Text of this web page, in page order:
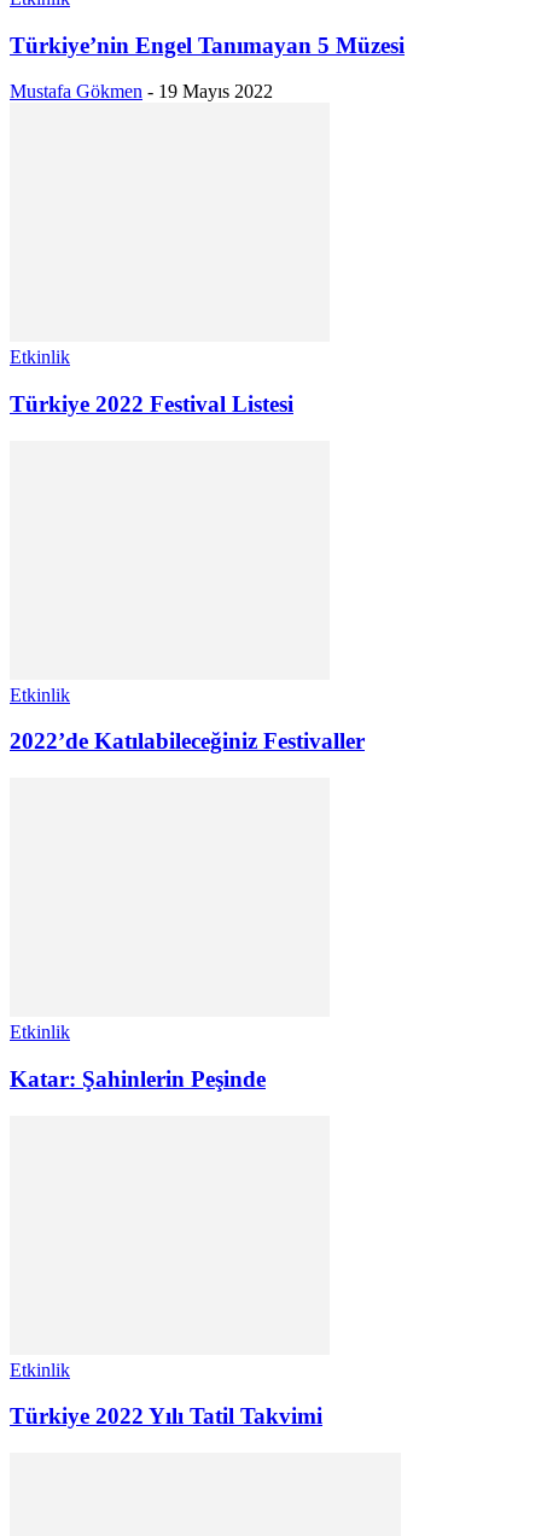
Türkiye’nin Engel Tanımayan 5 Müzesi
Mustafa Gökmen - 19 Mayıs 2022
Etkinlik
Türkiye 2022 Festival Listesi
Etkinlik
2022’de Katılabileceğiniz Festivaller
Etkinlik
Katar: Şahinlerin Peşinde
Etkinlik
Türkiye 2022 Yılı Tatil Takvimi